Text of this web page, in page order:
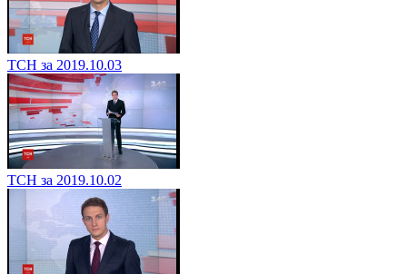
ТСН за 2019.10.03
ТСН за 2019.10.02